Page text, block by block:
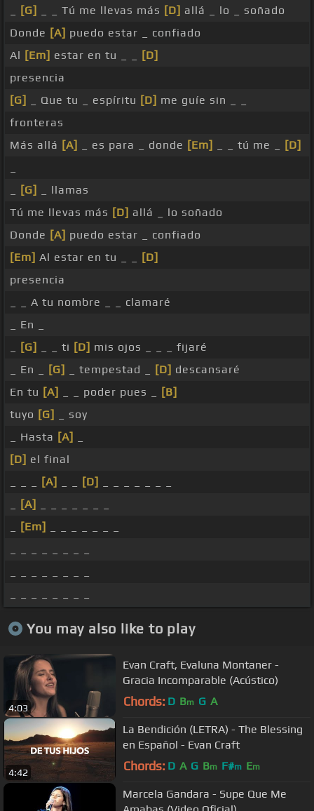
[G] _ _ Tú me llevas más [D] allá _ lo _ soñado
Donde [A] puedo estar _ confiado
Al [Em] estar en tu _ _
[D]
presencia
[G]
_ Que tu _ espíritu [D] me guíe sin _ _
fronteras
Más allá [A] _ es para _ donde [Em] _ _ tú me _
[D]
[G]
_ llamas
Tú me llevas más [D] allá _ lo soñado
Donde [A] puedo estar _ confiado
[Em] Al estar en tu _ _
[D]
presencia
_ _ A tu nombre _ _ clamaré
_ En _
[G] _ _ ti [D] mis ojos _ _ _ fijaré
_ En _
[G] _ tempestad _ [D] descansaré
En tu [A] _ _ poder pues _
[B]
tuyo [G]
_ soy
_ Hasta [A]
[D] el final
[A] [D]
[A]
[Em]
You may also like to play
4:03
Evan Craft, Evaluna Montaner -
Gracia Incomparable (Acústico)
Chords: D Bm G A
4:42
La Bendición (LETRA) - The Blessing
en Español - Evan Craft
Chords: D A G Bm F#m Em
Marcela Gandara - Supe Que Me